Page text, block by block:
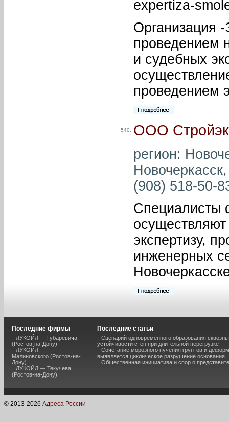
expertiza-
Организация
проведением
и судебных
проведением
540. ООО
регион:
(908) 518-50-
Специалисты
осуществляют
экспертизу,
инженерных
Последние фирмы
ЛУКОЙЛ — Губаревича
(Ростов-на-Дону)
ЛУКОЙЛ —
Малиновского (Ростов-на-
Дону)
ЛУКОЙЛ — Текучева
(Ростов-на-Дону)
Последние статьи
Сценарий одновременного образования
устойчивости стен при длительной перегрузке
Сочетание морозного пучения грунтов и
выявляется циклическое разрушение основания
Общественная инициатива и спор о
© 2013-2026 Адреса России